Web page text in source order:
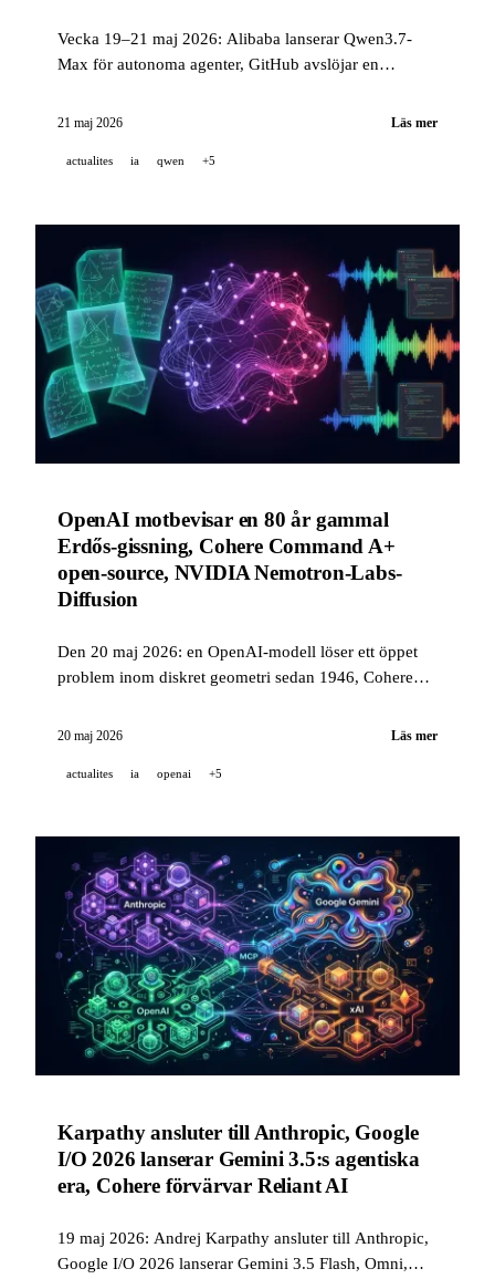
Vecka 19–21 maj 2026: Alibaba lanserar Qwen3.7-
Max för autonoma agenter, GitHub avslöjar en
NVIDIA publicerar en öppen styrningsstandard för AI-
Studio.
21 maj 2026 Läs mer
actualites ia qwen +5
OpenAI motbevisar en 80 år gammal
Erdős-gissning, Cohere Command A+
open-source, NVIDIA Nemotron-Labs-
Diffusion
Den 20 maj 2026: en OpenAI-modell löser ett öppet
problem inom diskret geometri sedan 1946, Cohere
lanserar en token-diffusions-LLM, Gemini for Science
20 maj 2026 Läs mer
actualites ia openai +5
Karpathy ansluter till Anthropic, Google
I/O 2026 lanserar Gemini 3.5:s agentiska
era, Cohere förvärvar Reliant AI
19 maj 2026: Andrej Karpathy ansluter till Anthropic,
Google I/O 2026 lanserar Gemini 3.5 Flash, Omni,